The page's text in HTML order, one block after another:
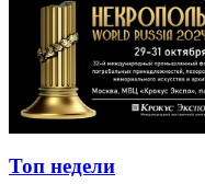
Топ недели